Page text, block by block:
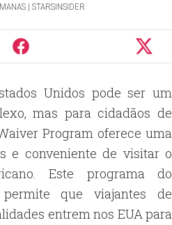
| STARSINSIDER
Unidos pode ser um
mas para cidadãos de
Program oferece uma
e conveniente de visitar o
Este programa do
que viajantes de
entrem nos EUA para